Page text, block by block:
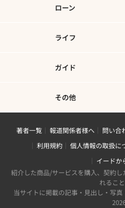
ローン
ライフ
ガイド
その他
著者一覧 報道関係者様へ 問い合
利用規約
個人情報の取扱に
イードか
紹介した商品/サービスを購入、契約
れるこ
当サイトに掲載の記事・見出し・写